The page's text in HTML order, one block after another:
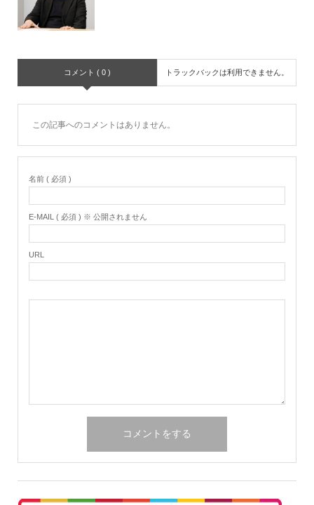
コメント ( 0 ) トラックバックは利用できません。
この記事へのコメントはありません。
名前 ( 必須 )
E-MAIL ( 必須 ) ※ 公開されません
URL